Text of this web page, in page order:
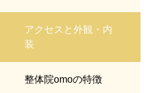
アクセスと外観・内
装
整体院omoの特徴